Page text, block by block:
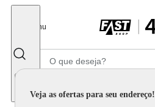
Menu
Veja as ofertas para seu endereço!